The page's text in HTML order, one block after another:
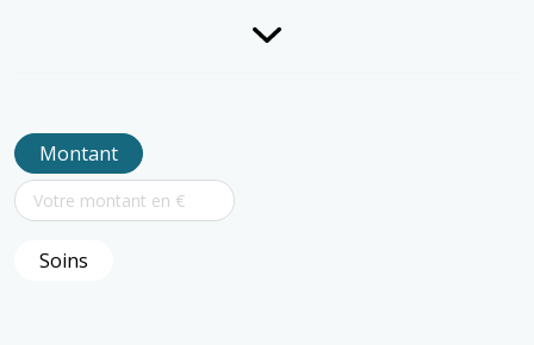
Montant
Soins